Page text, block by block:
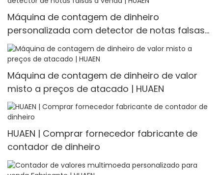
Máquina de contagem de dinheiro
personalizada com detector de notas falsas
à venda | HUAEN
Máquina de contagem de dinheiro de valor
misto a preços de atacado | HUAEN
HUAEN | Comprar fornecedor fabricante de
contador de dinheiro